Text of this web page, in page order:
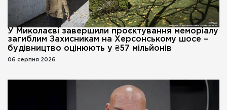
У Миколаєві завершили проєктування меморіалу
загиблим Захисникам на Херсонському шосе –
будівництво оцінюють у ₴57 мільйонів
06 серпня 2026